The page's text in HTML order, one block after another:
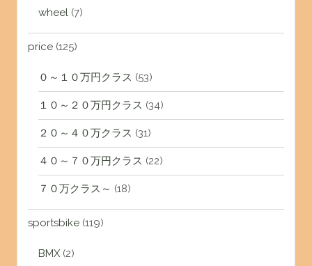
wheel(7)
price(125)
０～１０万円クラス (53)
１０～２０万円クラス (34)
２０～４０万クラス (31)
４０～７０万円クラス (22)
７０万クラス～ (18)
sportsbike(119)
BMX(2)